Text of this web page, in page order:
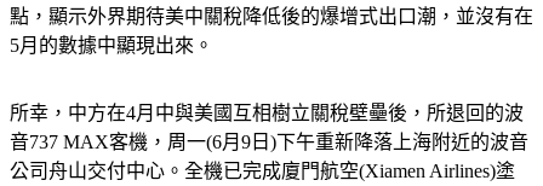
點，顯示外界期待美中關稅降低後的爆增式出口潮，並沒有在
5月的數據中顯現出來。
所幸，中方在4月中與美國互相樹立關稅壁壘後，所退回的波
音737 MAX客機，周一(6月9日)下午重新降落上海附近的波音
公司舟山交付中心。全機已完成廈門航空(Xiamen Airlines)塗